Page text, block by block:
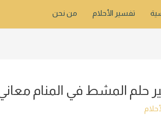
تفسير الأحلام من نحن
حلم المشط في المنام